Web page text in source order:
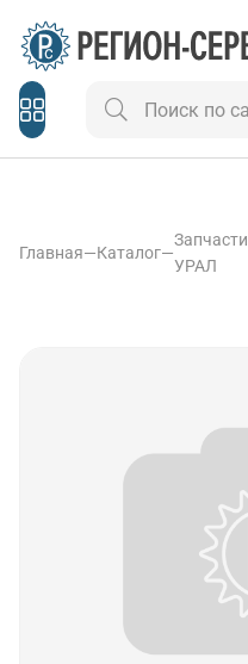
Главная—Каталог—
Запчасти
УРАЛ